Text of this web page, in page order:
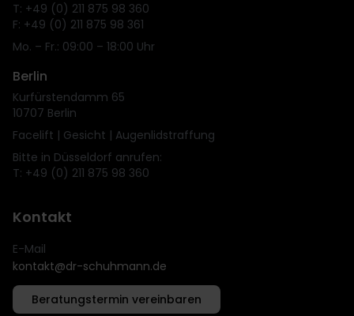
T: +49 (0) 211 875 98 360
F: +49 (0) 211 875 98 361
Mo. – Fr.: 09:00 – 18:00 Uhr
Berlin
Kurfürstendamm 65
10707 Berlin
Facelift | Gesicht | Augenlidstraffung
Bitte in Düsseldorf anrufen:
T: +49 (0) 211 875 98 360
Kontakt
E-Mail
kontakt@dr-schuhmann.de
Beratungstermin vereinbaren